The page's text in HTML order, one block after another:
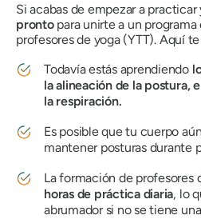
Si acabas de empezar a practicar
prontopara unirte a un
profesores de yoga (YTT). Aquí
Todavía estás aprendiendo
la alineación de la postura,
la respiración.
Es posible que tu cuerpo
mantener posturas durante
La formación de profesores
horas de práctica diaria, lo
abrumador si no se tiene